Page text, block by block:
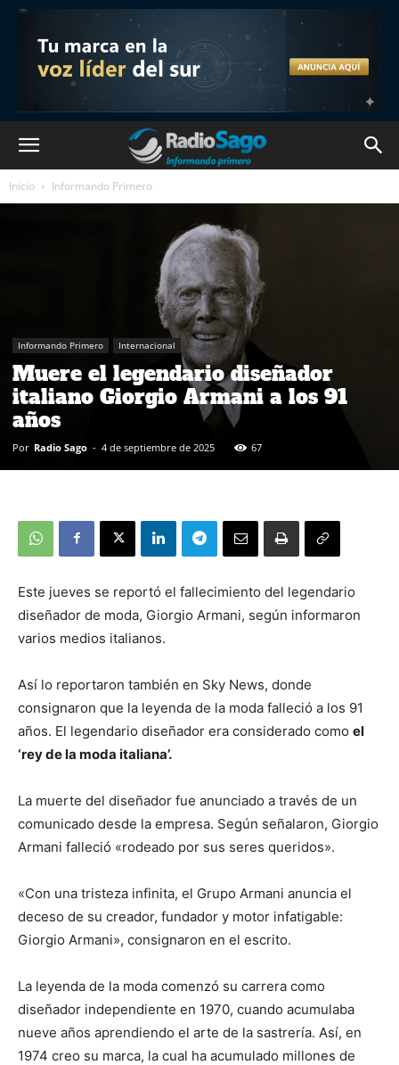
Inicio Informando Primero
Informando Primero Internacional
Muere el legendario diseñador
italiano Giorgio Armani a los 91
años
Por Radio Sago - 4 de septiembre de 2025 67
Este jueves se reportó el fallecimiento del legendario
diseñador de moda, Giorgio Armani, según informaron
varios medios italianos.
Así lo reportaron también en Sky News, donde
consignaron que la leyenda de la moda falleció a los 91
años. El legendario diseñador era considerado como el
‘rey de la moda italiana’.
La muerte del diseñador fue anunciado a través de un
comunicado desde la empresa. Según señalaron, Giorgio
Armani falleció «rodeado por sus seres queridos».
«Con una tristeza infinita, el Grupo Armani anuncia el
deceso de su creador, fundador y motor infatigable:
Giorgio Armani», consignaron en el escrito.
La leyenda de la moda comenzó su carrera como
diseñador independiente en 1970, cuando acumulaba
nueve años aprendiendo el arte de la sastrería. Así, en
1974 creo su marca, la cual ha acumulado millones de